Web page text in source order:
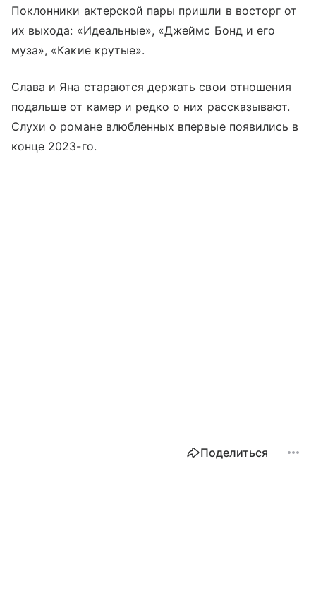
Поклонники актерской пары пришли в восторг от
их выхода: «Идеальные», «Джеймс Бонд и его
муза», «Какие крутые».
Слава и Яна стараются держать свои отношения
подальше от камер и редко о них рассказывают.
Слухи о романе влюбленных впервые появились в
конце 2023-го.
Поделиться